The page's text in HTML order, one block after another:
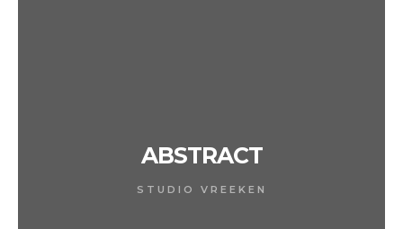
ABSTRACT
STUDIO VREEKEN